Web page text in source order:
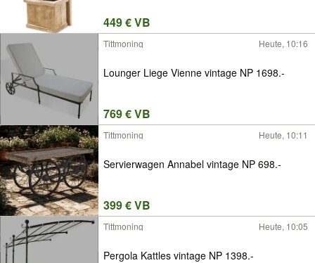
449 € VB
Tittmoning Heute, 10:16
Lounger Liege Vienne vintage NP 1698.-
769 € VB
Tittmoning Heute, 10:11
Servierwagen Annabel vintage NP 698.-
399 € VB
Tittmoning Heute, 10:05
Pergola Kattles vintage NP 1398.-